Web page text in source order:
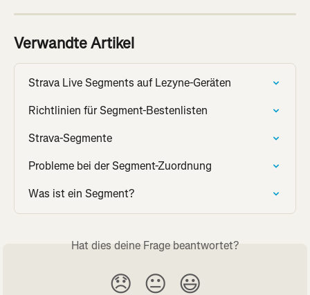
Verwandte Artikel
Strava Live Segments auf Lezyne-Geräten
Richtlinien für Segment-Bestenlisten
Strava-Segmente
Probleme bei der Segment-Zuordnung
Was ist ein Segment?
Hat dies deine Frage beantwortet?
😞 😐 😃